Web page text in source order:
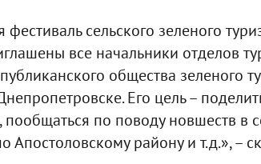
фестиваль сельского зеленого
все начальники отделов
общества зеленого
Его цель –
пообщаться по поводу новшеств в
Апостоловскому району и т.д.», –